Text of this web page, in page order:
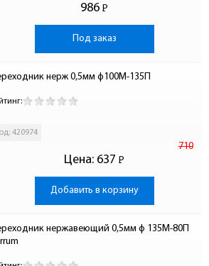
986 Р
-
Под заказ
нерж 0,5мм ф100М-135П
420974
Цена:
710
637 Р
-
Добавить в корзину
нержавеющий 0,5мм ф 135М-80П